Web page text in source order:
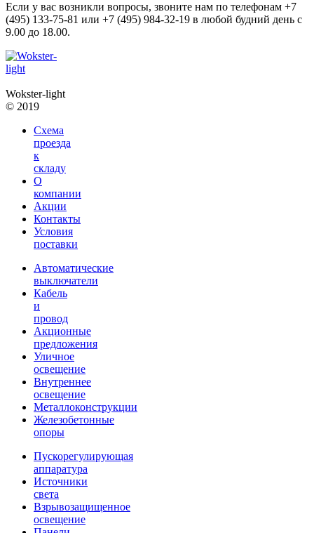
Если у вас возникли вопросы, звоните нам по телефонам +7
(495) 133-75-81 или +7 (495) 984-32-19 в любой будний день с
9.00 до 18.00.
Wokster-light
© 2019
Схема
проезда
к
складу
О
компании
Акции
Контакты
Условия
поставки
Автоматические
выключатели
Кабель
и
провод
Акционные
предложения
Уличное
освещение
Внутреннее
освещение
Металлоконструкции
Железобетонные
опоры
Пускорегулирующая
аппаратура
Источники
света
Взрывозащищенное
освещение